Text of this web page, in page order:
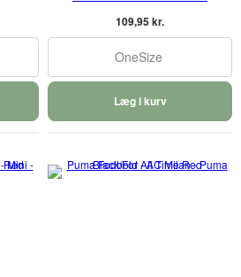
109,95 kr.
OneSize
Læg i kurv